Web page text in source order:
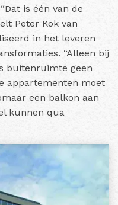
is één van de
Peter Kok van
in het leveren
“Alleen bij
buitenruimte geen
appartementen moet
een balkon aan
kunnen qua